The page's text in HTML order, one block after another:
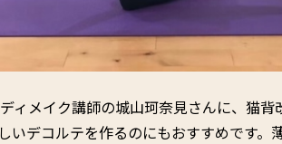
ィメイク講師の城山珂奈見さんに、猫
いデコルテを作るのにもおすすめです。